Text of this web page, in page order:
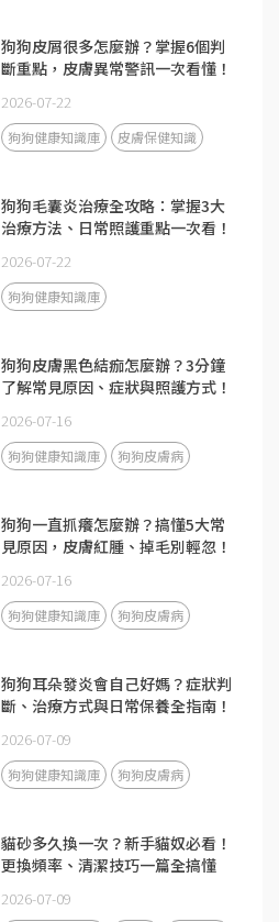
狗狗皮屑很多怎麼辦？掌握6個判
斷重點，皮膚異常警訊一次看懂！
2026-07-22
狗狗健康知識庫 皮膚保健知識
狗狗毛囊炎治療全攻略：掌握3大
治療方法、日常照護重點一次看！
2026-07-22
狗狗健康知識庫
狗狗皮膚黑色結痂怎麼辦？3分鐘
了解常見原因、症狀與照護方式！
2026-07-16
狗狗健康知識庫 狗狗皮膚病
狗狗一直抓癢怎麼辦？搞懂5大常
見原因，皮膚紅腫、掉毛別輕忽！
2026-07-16
狗狗健康知識庫 狗狗皮膚病
狗狗耳朵發炎會自己好媽？症狀判
斷、治療方式與日常保養全指南！
2026-07-09
狗狗健康知識庫 狗狗皮膚病
貓砂多久換一次？新手貓奴必看！
更換頻率、清潔技巧一篇全搞懂
2026-07-09